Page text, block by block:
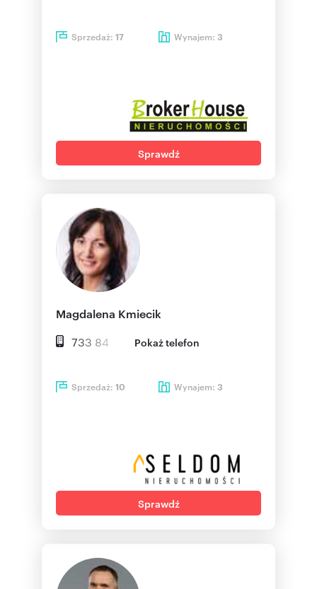
Sprzedaż: 17 Wynajem: 3
Sprawdź
Magdalena Kmiecik
733 84 Pokaż telefon
Sprzedaż: 10 Wynajem: 3
Sprawdź